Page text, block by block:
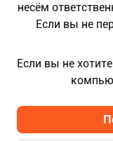
несём
Если вы не
Если вы не